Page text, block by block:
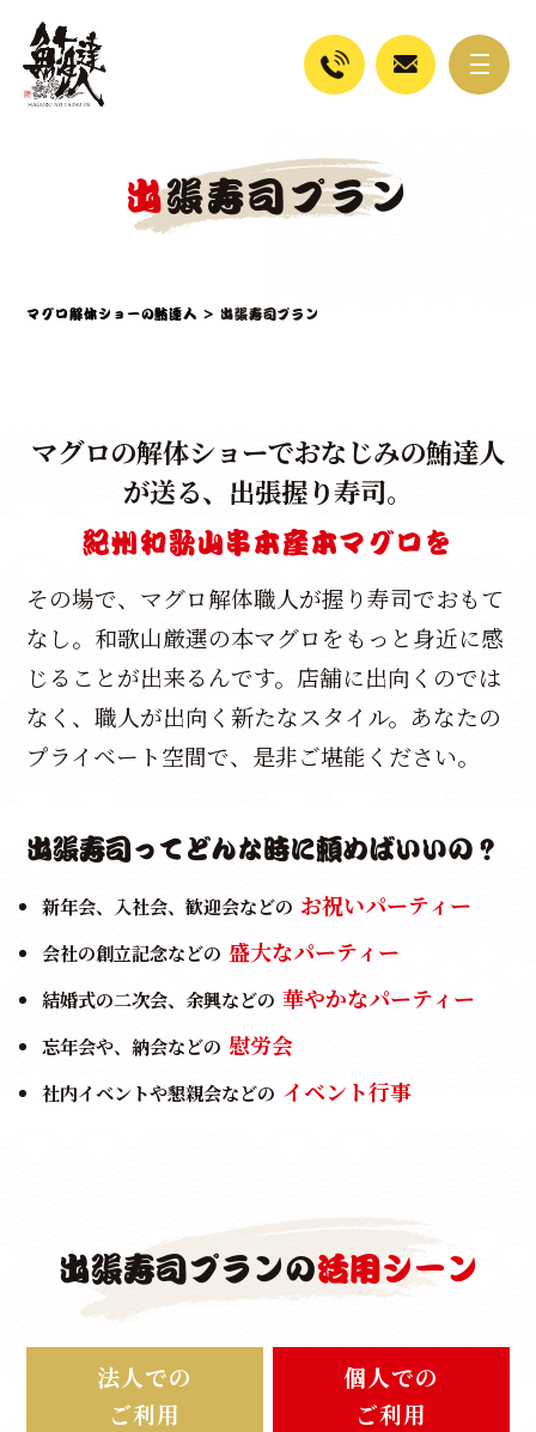
出張寿司プラン
マグロ解体ショーの鮪達人 > 出張寿司プラン
マグロの解体ショーでおなじみの鮪達人
が送る、出張握り寿司。
紀州和歌山串本産本マグロを
その場で、マグロ解体職人が握り寿司でおもて
なし。 和歌山厳選の本マグロをもっと身近に感
じることが出来るんです。 店舗に出向くのでは
なく、職人が出向く新たなスタイル。 あなたの
プライベート空間で、是非ご堪能ください。
出張寿司ってどんな時に頼めばいいの？
新年会、入社会、歓迎会などの お祝いパーティー
会社の創立記念などの 盛大なパーティー
結婚式の二次会、余興などの 華やかなパーティー
忘年会や、納会などの 慰労会
社内イベントや懇親会などの イベント行事
出張寿司プランの活用シーン
法人での
ご利用
個人での
ご利用